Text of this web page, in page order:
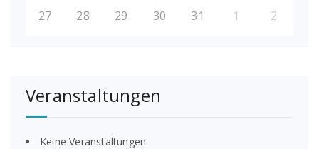
27 28 29 30 31 1 2
Veranstaltungen
Keine Veranstaltungen